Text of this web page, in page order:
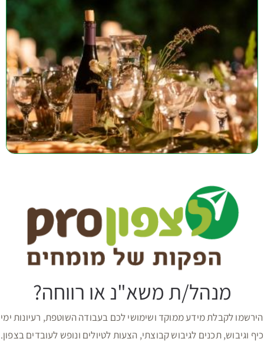
מנהל/ת משא"נ או רווחה?
הירשמו לקבלת מידע ממוקד ושימושי לכם בעבודה השוטפת, רעיונות ימי
כיף וגיבוש, תכנים לגיבוש קבוצתי, הצעות לטיולים ונופש לעובדים בצפון.